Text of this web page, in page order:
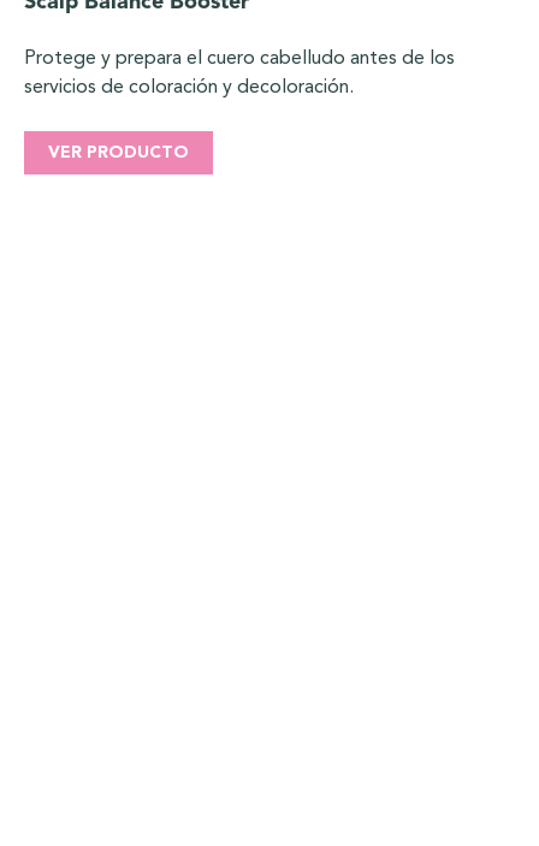
Protege y prepara el cuero cabelludo antes de los
servicios de coloración y decoloración.
VER PRODUCTO